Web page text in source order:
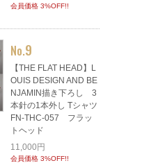
会員価格 3%OFF!!
No.9
【THE FLAT HEAD】L
OUIS DESIGN AND BE
NJAMIN描き下ろし 3
本針の1本外し Tシャツ
FN-THC-057 フラッ
トヘッド
11,000円
会員価格 3%OFF!!